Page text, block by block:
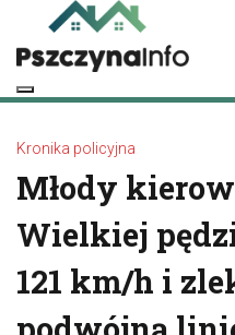
content
Twoje źródło informacji o
Kronika policyjna
Młody
Wielkiej
121 km/h i